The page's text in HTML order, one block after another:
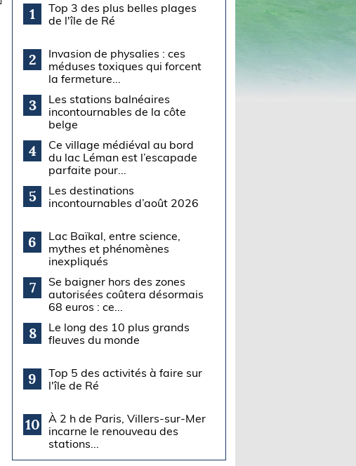
1
Top 3 des plus belles plages
de l'île de Ré
2
Invasion de physalies : ces
méduses toxiques qui forcent
la fermeture...
3
Les stations balnéaires
incontournables de la côte
belge
4
Ce village médiéval au bord
du lac Léman est l’escapade
parfaite pour...
5
Les destinations
incontournables d’août 2026
6
Lac Baïkal, entre science,
mythes et phénomènes
inexpliqués
7
Se baigner hors des zones
autorisées coûtera désormais
68 euros : ce...
8
Le long des 10 plus grands
fleuves du monde
9
Top 5 des activités à faire sur
l'île de Ré
10
À 2 h de Paris, Villers-sur-Mer
incarne le renouveau des
stations...